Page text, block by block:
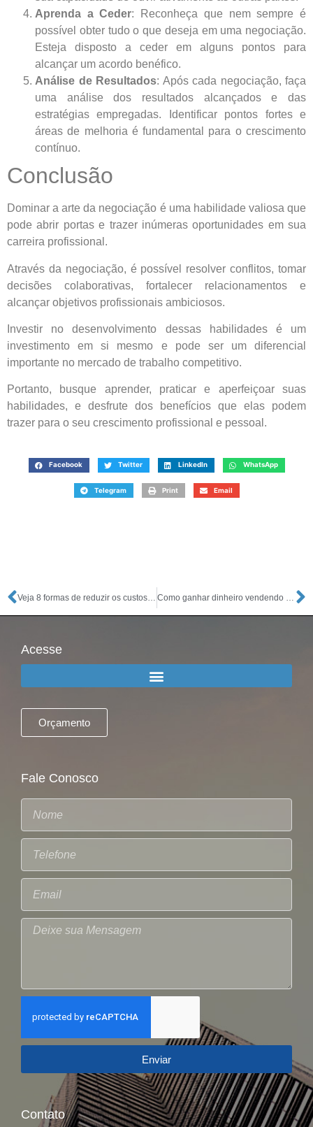
Aprenda a Ceder: Reconheça que nem sempre é
possível obter tudo o que deseja em uma negociação.
Esteja disposto a ceder em alguns pontos para
alcançar um acordo benéfico.
Análise de Resultados: Após cada negociação, faça
uma análise dos resultados alcançados e das
estratégias empregadas. Identificar pontos fortes e
áreas de melhoria é fundamental para o crescimento
contínuo.
Conclusão
Dominar a arte da negociação é uma habilidade valiosa que
pode abrir portas e trazer inúmeras oportunidades em sua
carreira profissional.
Através da negociação, é possível resolver conflitos, tomar
decisões colaborativas, fortalecer relacionamentos e
alcançar objetivos profissionais ambiciosos.
Investir no desenvolvimento dessas habilidades é um
investimento em si mesmo e pode ser um diferencial
importante no mercado de trabalho competitivo.
Portanto, busque aprender, praticar e aperfeiçoar suas
habilidades, e desfrute dos benefícios que elas podem
trazer para o seu crescimento profissional e pessoal.
Facebook Twitter LinkedIn WhatsApp
Telegram Print Email
Veja 8 formas de reduzir os custos na sua empresa Como ganhar dinheiro vendendo coisas simples: 16 Dicas
Acesse
Orçamento
Fale Conosco
Enviar
Contato